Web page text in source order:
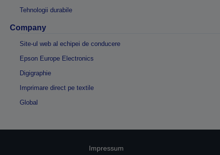
Tehnologii durabile
Company
Site-ul web al echipei de conducere
Epson Europe Electronics
Digigraphie
Imprimare direct pe textile
Global
Impressum